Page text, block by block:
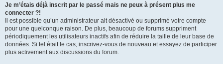
Je m’étais déjà inscrit par le passé mais ne peux à présent plus me
connecter ?!
Il est possible qu’un administrateur ait désactivé ou supprimé votre compte
pour une quelconque raison. De plus, beaucoup de forums suppriment
périodiquement les utilisateurs inactifs afin de réduire la taille de leur base de
données. Si tel était le cas, inscrivez-vous de nouveau et essayez de participer
plus activement aux discussions du forum.